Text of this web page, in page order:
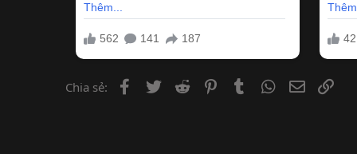
Chia sẻ: Facebook
Twitter Reddit PinterestTumblr WhatsApp
Email